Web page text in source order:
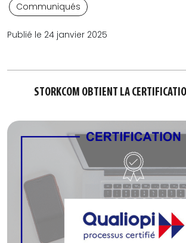
Communiqués
Publié le 24 janvier 2025
STORKCOM OBTIENT LA